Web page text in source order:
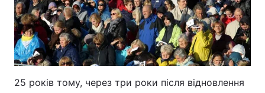
25 років тому, через три роки після відновлення